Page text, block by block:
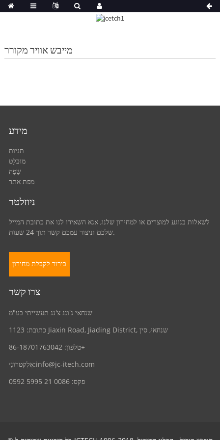
מייבש אוויר מקורר
מידע
תגיות
מוּבלָט
שָׂפָה
מפת אתר
ניוזלטר
לשאלות בנוגע למוצרים או למחירון שלנו, אנא השאירו לנו את כתובת המייל
שלכם וניצור עמכם קשר תוך 24 שעות.
בירור לקבלת מחירון
צרו קשר
שנחאי ג'ונג צ'נג תעשייתי בע"מ
כתובת: 1123 Jiaxin Road, Jiading District, שנחאי, סין
טלפון: 86-18701763042+
אֶלֶקטרוֹנִי:info@jc-itech.com
פקס: 0086 21 5995 0592